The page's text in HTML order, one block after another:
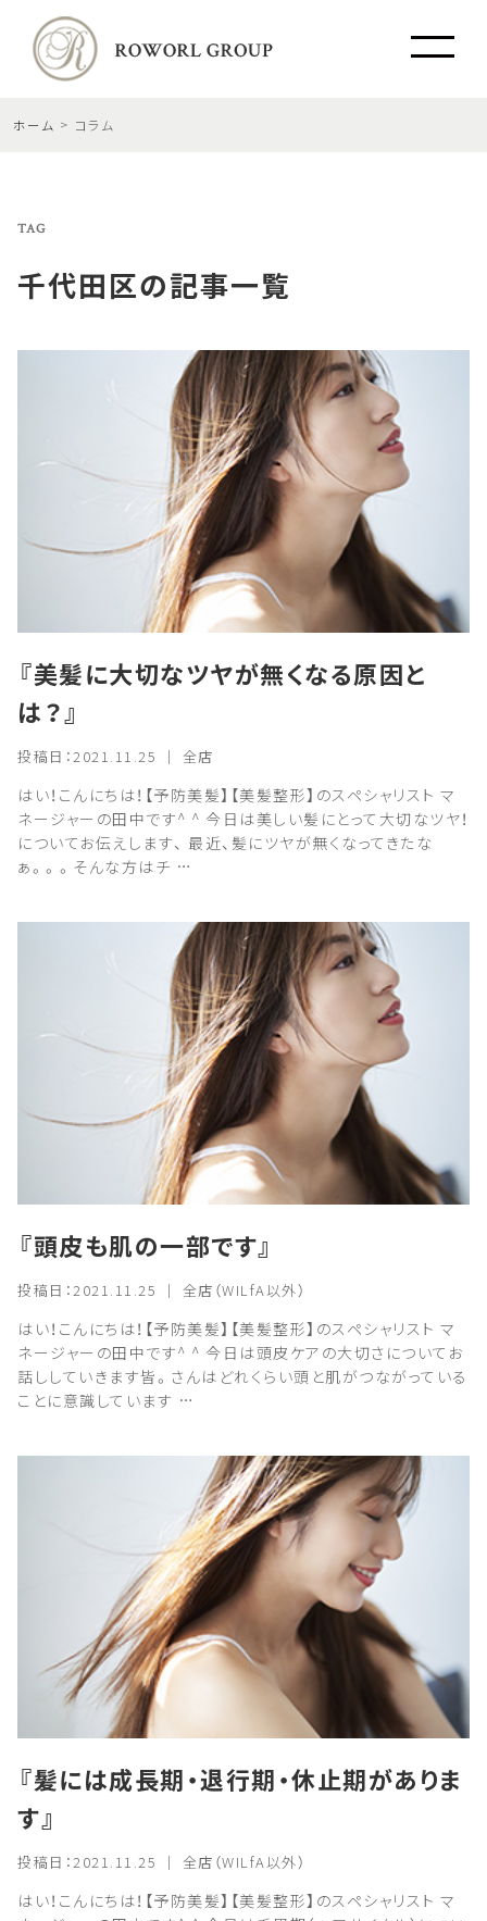
ホーム コラム
TAG
千代田区の記事一覧
『美髪に大切なツヤが無くなる原因と
は？』
投稿日：2021.11.25 ｜ 全店
はい！こんにちは！【予防美髪】【美髪整形】のスペシャリスト マ
ネージャーの田中です^ ^ 今日は美しい髪にとって大切なツヤ！
についてお伝えします、 最近、髪にツヤが無くなってきたな
ぁ。。。そんな方はチ …
『頭皮も肌の一部です』
投稿日：2021.11.25 ｜ 全店（WILfA以外）
はい！こんにちは！【予防美髪】【美髪整形】のスペシャリスト マ
ネージャーの田中です^ ^ 今日は頭皮ケアの大切さについてお
話ししていきます皆。さんはどれくらい頭と肌がつながっている
ことに意識しています …
『髪には成長期・退行期・休止期がありま
す』
投稿日：2021.11.25 ｜ 全店（WILfA以外）
はい！こんにちは！【予防美髪】【美髪整形】のスペシャリスト マ